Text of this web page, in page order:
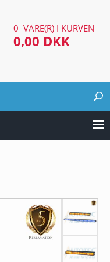
0 VARE(R) I KURVEN
0,00 DKK